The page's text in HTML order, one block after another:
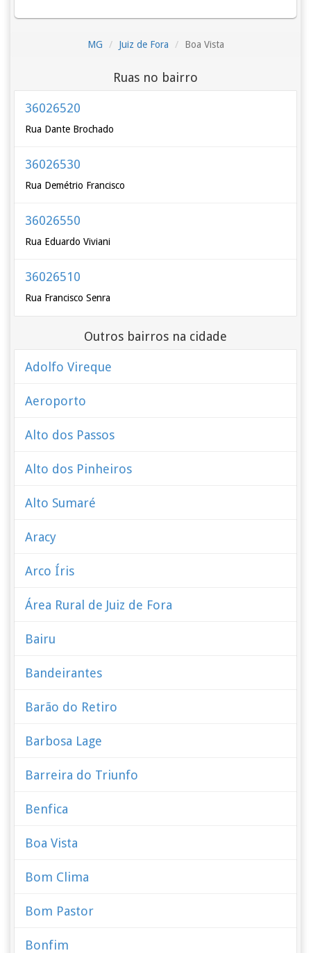
MG Juiz de Fora Boa Vista
Ruas no bairro
36026520
Rua Dante Brochado
36026530
Rua Demétrio Francisco
36026550
Rua Eduardo Viviani
36026510
Rua Francisco Senra
Outros bairros na cidade
Adolfo Vireque
Aeroporto
Alto dos Passos
Alto dos Pinheiros
Alto Sumaré
Aracy
Arco Íris
Área Rural de Juiz de Fora
Bairu
Bandeirantes
Barão do Retiro
Barbosa Lage
Barreira do Triunfo
Benfica
Boa Vista
Bom Clima
Bom Pastor
Bonfim